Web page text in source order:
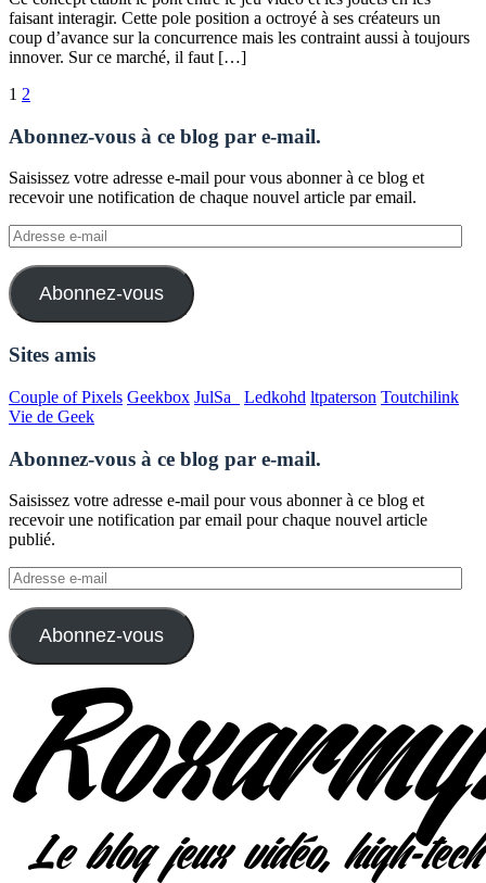
faisant interagir. Cette pole position a octroyé à ses créateurs un
coup d’avance sur la concurrence mais les contraint aussi à toujours
innover. Sur ce marché, il faut […]
Pagination
des
1 2
Abonnez-vous à ce blog par e-mail.
Saisissez votre adresse e-mail pour vous abonner à ce blog et
recevoir une notification de chaque nouvel article par email.
Adresse
e-
mail
Abonnez-vous
Sites amis
Couple of Pixels Geekbox JulSa_ Ledkohd ltpaterson Toutchilink
Vie de Geek
Abonnez-vous à ce blog par e-mail.
Saisissez votre adresse e-mail pour vous abonner à ce blog et
recevoir une notification par email pour chaque nouvel article
publié.
Adresse
e-
mail
Abonnez-vous